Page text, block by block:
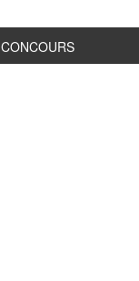
CONCOURS